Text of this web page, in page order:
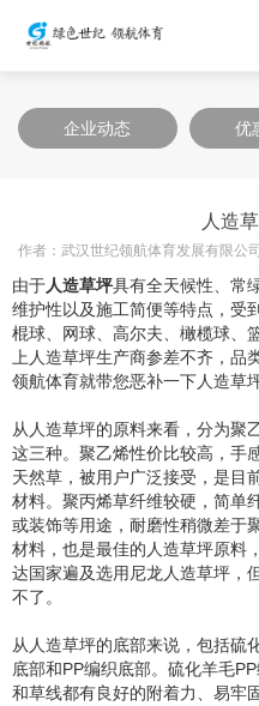
企业动态 优
人造
作者： 武汉世纪领航体育发展有限公司
由于人造草坪具有全天候性、常
维护性以及施工简便等特点，受
棍球、网球、高尔夫、橄榄球、
上人造草坪生产商参差不齐，
领航体育就带您恶补一下人造草
从人造草坪的原料来看，分为聚
这三种。聚乙烯性价比较高，手
天然草，被用户广泛接受，是目
材料。聚丙烯草纤维较硬，简单
或装饰等用途，耐磨性稍微差于
材料，也是最佳的人造草坪原料
达国家遍及选用尼龙人造草坪，
不了。
从人造草坪的底部来说，包括硫
底部和PP编织底部。硫化羊毛
和草线都有良好的附着力、易牢